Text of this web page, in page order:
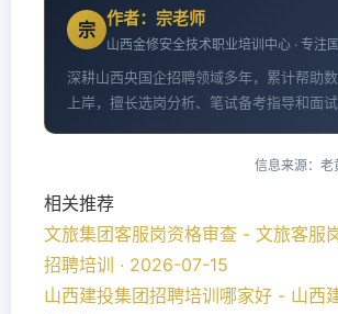
宗
作者：宗老师
山西金修安全技术职业培训中心 · 专注
深耕山西央国企招聘领域多年，累计帮助
上岸，擅长选岗分析、笔试备考指导和面试
信息来源：老
相关推荐
文旅集团客服岗资格审查 - 文旅客服
招聘培训 · 2026-07-15
山西建投集团招聘培训哪家好 - 山西